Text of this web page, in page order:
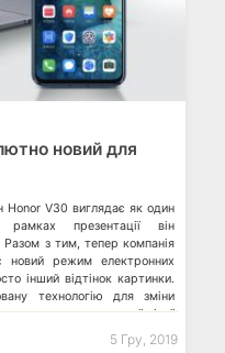
новий для
V30 виглядає як один
презентації він
Разом з тим, тепер компанія
режим електронних
інший відтінок картинки.
технологію для зміни
правильної сірої
5 Гру, 2019